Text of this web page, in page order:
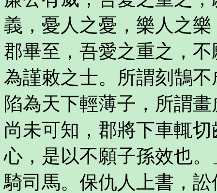
義，憂人之憂，樂人之
郡畢至，吾愛之重之，
為謹敕之士。所謂刻鵠
陷為天下輕薄子，所謂
尚未可知，郡將下車輒
心，是以不願子孫效也
騎司馬。保仇人上書，